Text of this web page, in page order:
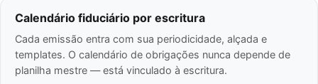
Calendário fiduciário por escritura
Cada emissão entra com sua periodicidade, alçada e
templates. O calendário de obrigações nunca depende de
planilha mestre — está vinculado à escritura.